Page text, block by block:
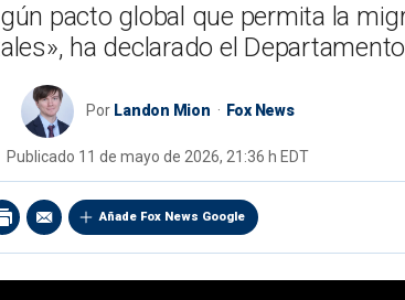
pacto global que permita la
ha declarado el
Por Landon Mion Fox News
Publicado 11 de mayo de 2026, 21:36 h EDT
Añade Fox News Google